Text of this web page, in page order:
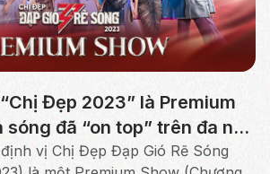
Đẹp 2023” là Premium
đã “on top” trên đa nền
vị Chị Đẹp Đạp Gió Rẽ Sóng